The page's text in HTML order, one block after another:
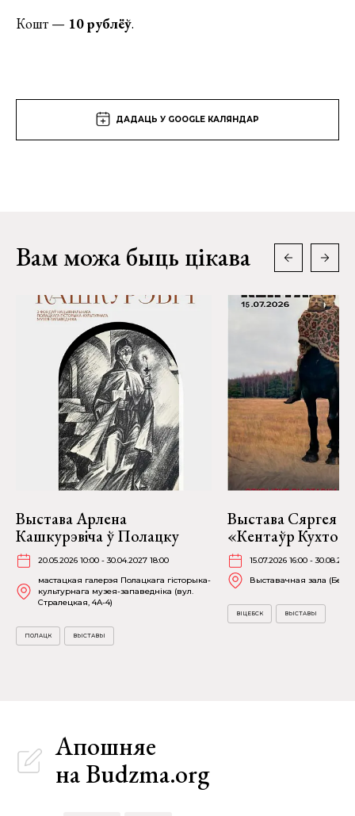
Кошт — 10 рублёў.
ДАДАЦЬ У GOOGLE КАЛЯНДАР
Вам можа быць цікава
Выстава Арлена
Кашкурэвіча ў Полацку
20.05.2026 10:00 - 30.04.2027 18:00
мастацкая галерэя Полацкага гісторыка-
культурнага музея-запаведніка (вул.
Стралецкая, 4A-4)
ПОЛАЦК ВЫСТАВЫ
Выстава Сяргея
«Кентаўр Кухто»
15.07.2026 16:00 -
Выставачная зала
ВІЦЕБСК ВЫСТАВЫ
Апошняе
на Budzma.org